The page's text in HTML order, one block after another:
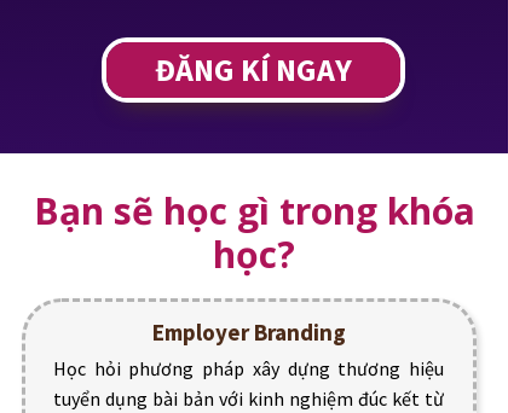
ĐĂNG KÍ NGAY
Bạn sẽ học gì trong khóa
học?
Học hỏi phương pháp xây dựng thương hiệu
tuyển dụng bài bản với kinh nghiệm đúc kết từ
Employer Branding